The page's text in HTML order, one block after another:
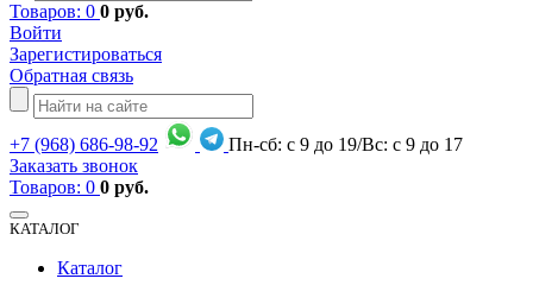
Товаров: 0 0 руб.
Войти
Зарегистироваться
Обратная связь
+7 (968) 686-98-92
Пн-сб: с 9 до 19/Вс: с 9 до 17
Заказать звонок
Товаров: 0 0 руб.
КАТАЛОГ
Каталог